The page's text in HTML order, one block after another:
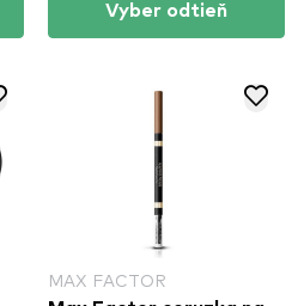
Vyber odtieň
MAX FACTOR